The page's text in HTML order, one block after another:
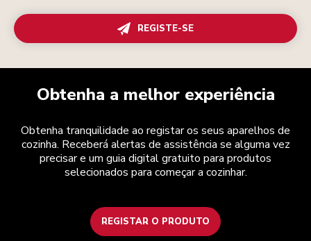
REGISTE-SE
Obtenha a melhor experiência
Obtenha tranquilidade ao registar os seus aparelhos de
cozinha. Receberá alertas de assistência se alguma vez
precisar e um guia digital gratuito para produtos
selecionados para começar a cozinhar.
REGISTAR O PRODUTO